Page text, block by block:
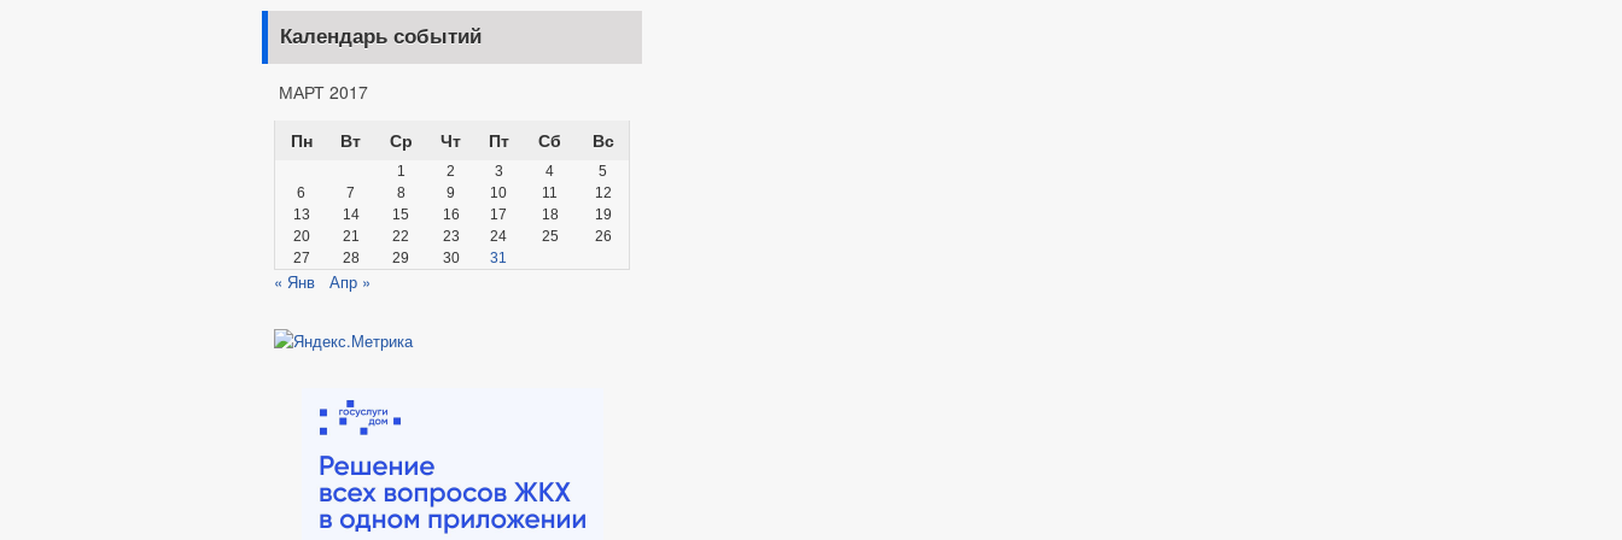
Календарь событий
МАРТ 2017
Пн
Вт Ср Чт Пт Сб Вс
1 2 3 4
5
6
7 8 9 10 11
12
13
14 15 16 17 18
19
20
21 22 23 24 25
26
27
28 29 30 31
« Янв Апр »